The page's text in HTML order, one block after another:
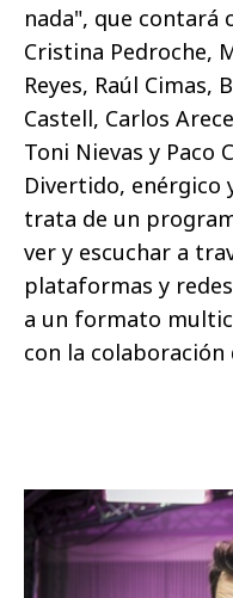
nada", que contará
Cristina Pedroche,
Reyes, Raúl Cimas,
Castell, Carlos
Toni Nievas y Paco
Divertido, enérgico
trata de un
ver y escuchar a
plataformas y
a un formato
con la colaboración